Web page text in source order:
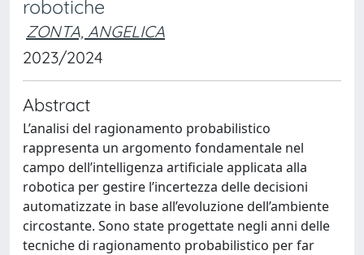
robotiche
ZONTA, ANGELICA
2023/2024
Abstract
L’analisi del ragionamento probabilistico
rappresenta un argomento fondamentale nel
campo dell’intelligenza artificiale applicata alla
robotica per gestire l’incertezza delle decisioni
automatizzate in base all’evoluzione dell’ambiente
circostante. Sono state progettate negli anni delle
tecniche di ragionamento probabilistico per far